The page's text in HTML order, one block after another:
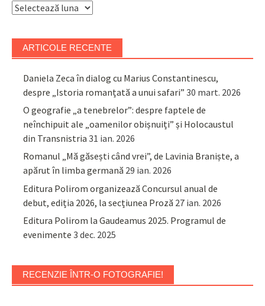
Arhive
ARTICOLE RECENTE
Daniela Zeca în dialog cu Marius Constantinescu,
despre „Istoria romanțată a unui safari” 30 mart. 2026
O geografie „a tenebrelor”: despre faptele de
neînchipuit ale „oamenilor obișnuiți” și Holocaustul
din Transnistria 31 ian. 2026
Romanul „Mă găsești când vrei”, de Lavinia Braniște, a
apărut în limba germană 29 ian. 2026
Editura Polirom organizează Concursul anual de
debut, ediția 2026, la secțiunea Proză 27 ian. 2026
Editura Polirom la Gaudeamus 2025. Programul de
evenimente 3 dec. 2025
RECENZIE ÎNTR-O FOTOGRAFIE!